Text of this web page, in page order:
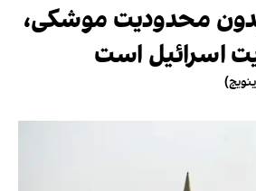
محدودیت موشکی،
اسرائیل است